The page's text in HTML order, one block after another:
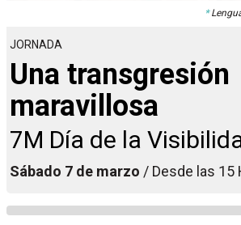
*
JORNADA
Una transgresión
maravillosa
7M Día de la
Sábado 7 de marzo / Desde las 15